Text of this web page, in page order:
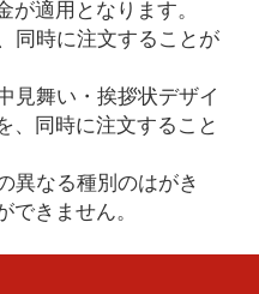
が適用となります。
同時に注文することが
見舞い・挨拶状デザイ
、同時に注文すること
異なる種別のはがき
できません。